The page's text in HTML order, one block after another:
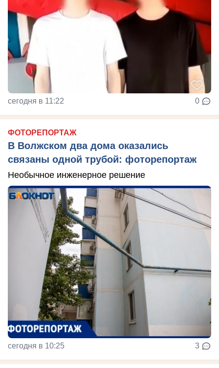
сегодня в 11:22 0
ФОТОРЕПОРТАЖ
В Волжском два дома оказались
связаны одной трубой: фоторепортаж
Необычное инженерное решение
сегодня в 10:25 3